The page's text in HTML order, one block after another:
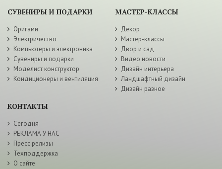
СУВЕНИРЫ И ПОДАРКИ
Оригами
Электричество
Компьютеры и электроника
Сувениры и подарки
Моделист конструктор
Кондиционеры и вентиляция
МАСТЕР-КЛАССЫ
Декор
Мастер-классы
Двор и сад
Видео новости
Дизайн интерьера
Ландшафтный дизайн
Дизайн разное
КОНТАКТЫ
Сегодня
РЕКЛАМА У НАС
Пресс релизы
Техподдержка
О сайте